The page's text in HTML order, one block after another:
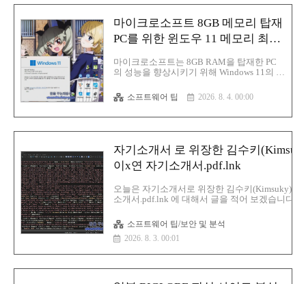
의무가 없으며 여기서 제일 중요한 것은 5개
의 눈(Five Eyes), 14개의 눈 (Fourteen Eyes)
해당 동맹에서 안전하며 파나마에 있습니다.
그리고 2019년 10월 29일 노드 VPN은 노-로
그 감사 보고서를 공개 보안 컨설팅 회사와
파트너십을 맺고 램 서버로 인프라 교체, 버
그 바운티 프로그램 그리고 2022년 6월에서
는 인도는 VPN 회사와 ISP에게 5년 이상 고
마이크로소프트 8GB 메모리 탑재
PC를 위한 윈도우 11 메모리 최적
로 확정
마이크로소프트는 8GB RAM을 탑재한 PC
의 성능을 향상시키기 위해 Windows 11의 메
다.이는 Windows 총괄 책임자인 파반 다불루
리(Pavan Davuluri)가 2026년 남은 기간 중점
있습니다.해당 계획은 Windows 11에 대한 주
요 비판 사항을 해결하기 위해 지난 3월에 시
작된 노력을 바탕으로 하며마이크로소프트
는 메모리 최적화 작업에 대한 구체적인 기
술적 접근 방식을 밝히지 않았습니다.8GB
RAM PC를 위한 윈도우 11 메모리 최적화마
이크로소프트는 8GB RAM 장치에서 더 빠
르고 반응성이 뛰어난 사용자 경험을 제공하
소프트웨어 팁 2026. 8. 4. 00:00
자기소개서 로 위장한 김수키
이x연 자기소개서.pdf.lnk
오늘은 자기소개서로 위장한 김수키(Kimsuky)에
소개서.pdf.lnk 에 대해서 글을 적어 보겠습니다.
악성코드 분석1.Windows 바로 가기 파일로 위장
소프트웨어 팁/보안 및 분석
2026. 8. 3. 00:01